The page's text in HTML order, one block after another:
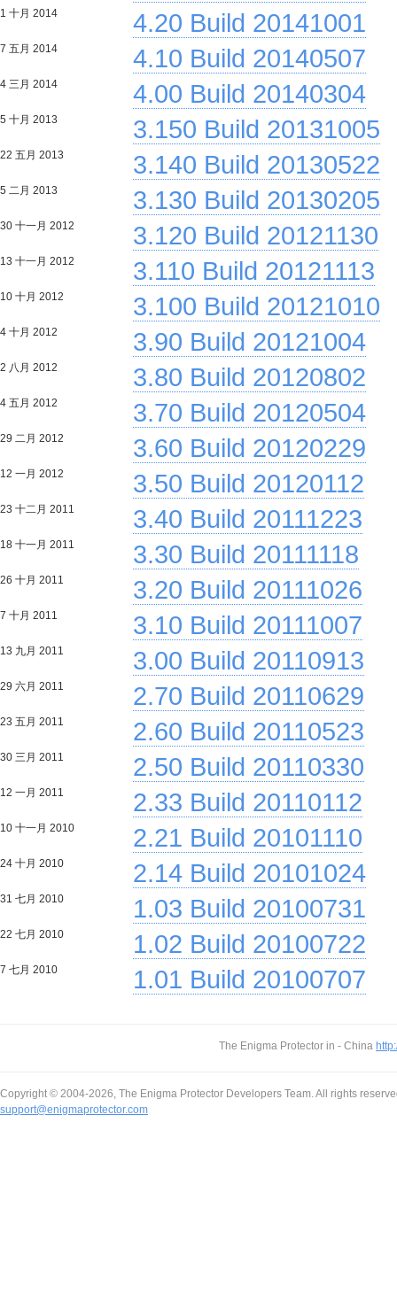
1 十月 2014 4.20 Build 20141001
7 五月 2014 4.10 Build 20140507
4 三月 2014 4.00 Build 20140304
5 十月 2013 3.150 Build 20131005
22 五月 2013 3.140 Build 20130522
5 二月 2013 3.130 Build 20130205
30 十一月 2012 3.120 Build 20121130
13 十一月 2012 3.110 Build 20121113
10 十月 2012 3.100 Build 20121010
4 十月 2012 3.90 Build 20121004
2 八月 2012 3.80 Build 20120802
4 五月 2012 3.70 Build 20120504
29 二月 2012 3.60 Build 20120229
12 一月 2012 3.50 Build 20120112
23 十二月 2011 3.40 Build 20111223
18 十一月 2011 3.30 Build 20111118
26 十月 2011 3.20 Build 20111026
7 十月 2011 3.10 Build 20111007
13 九月 2011 3.00 Build 20110913
29 六月 2011 2.70 Build 20110629
23 五月 2011 2.60 Build 20110523
30 三月 2011 2.50 Build 20110330
12 一月 2011 2.33 Build 20110112
10 十一月 2010 2.21 Build 20101110
24 十月 2010 2.14 Build 20101024
31 七月 2010 1.03 Build 20100731
22 七月 2010 1.02 Build 20100722
7 七月 2010 1.01 Build 20100707
The Enigma Protector in - China
Copyright © 2004-2026, The Enigma Protector Developers Team. All rights
support@enigmaprotector.com